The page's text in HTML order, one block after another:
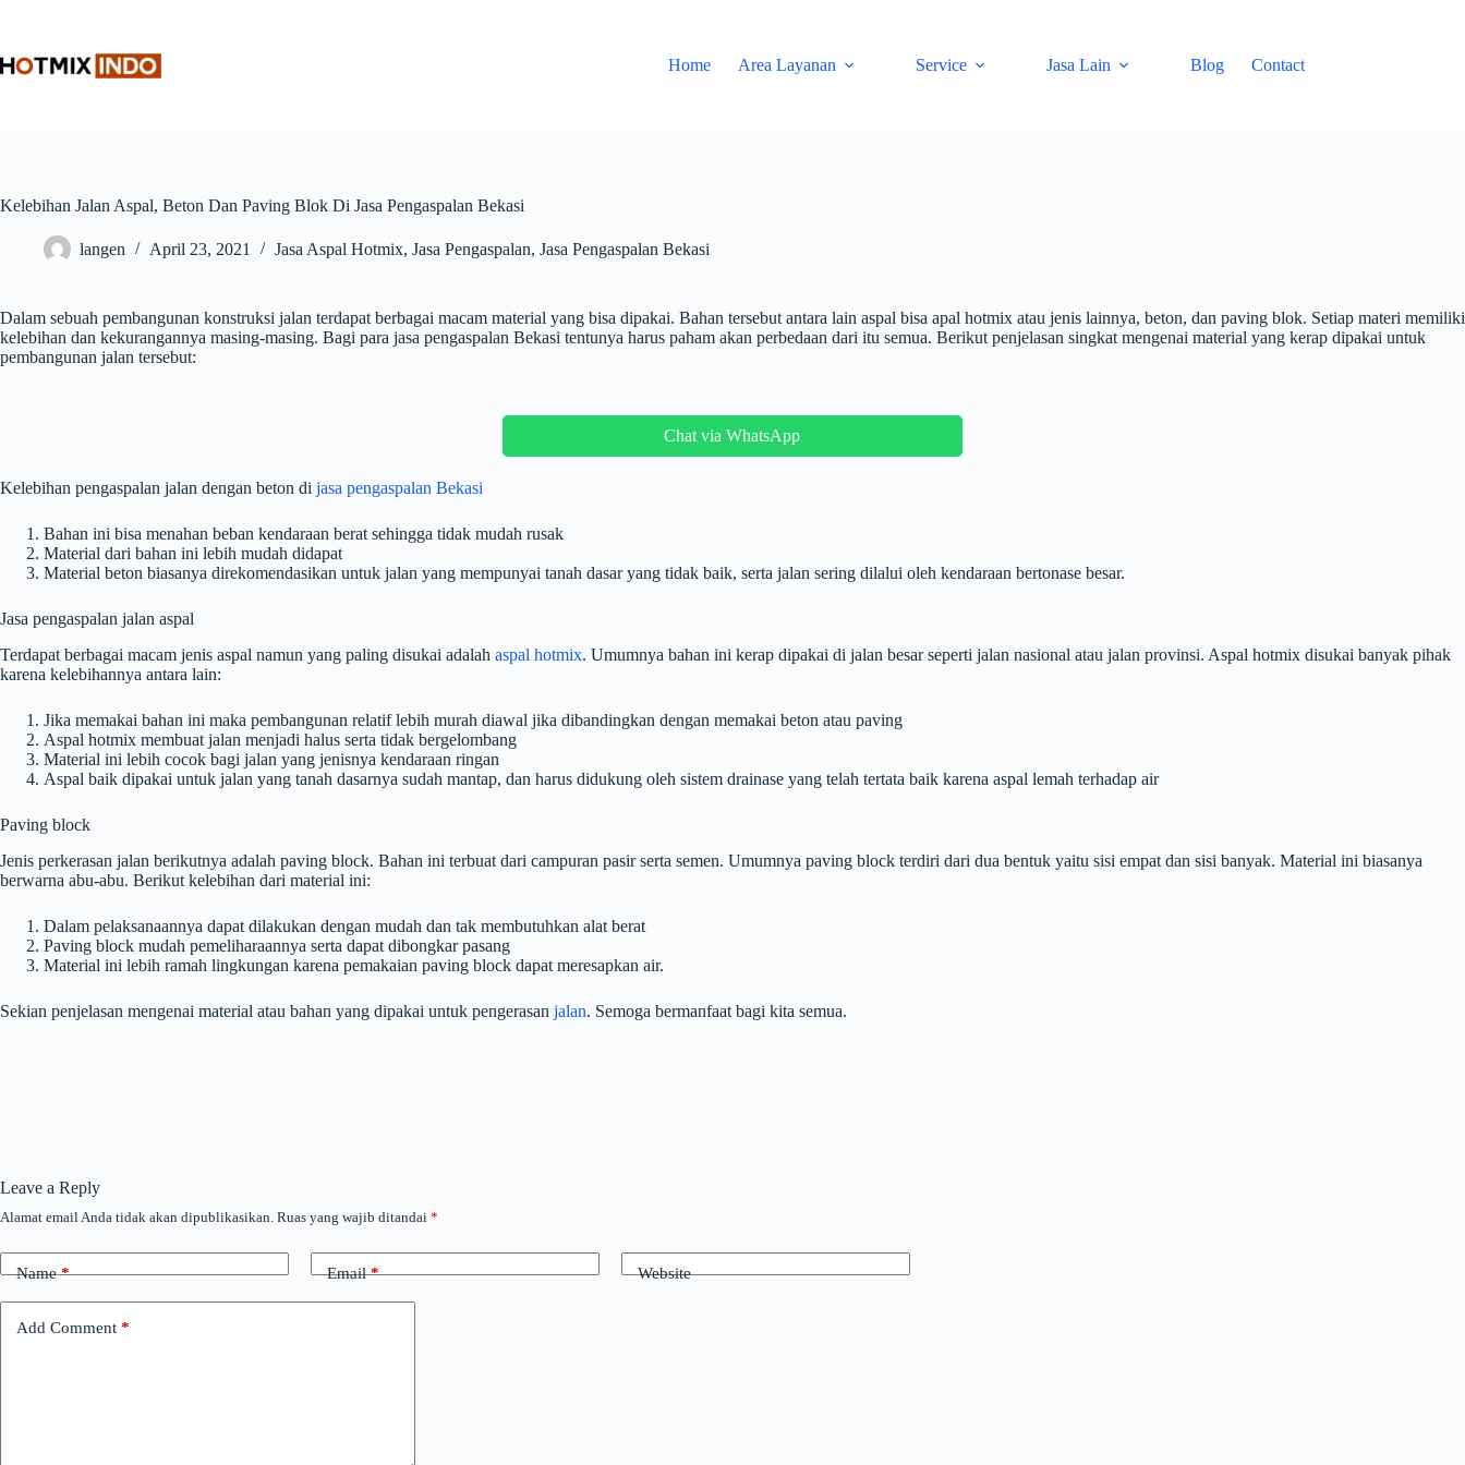
Home
Area Layanan Service Jasa Lain Blog Contact
Kelebihan Jalan Aspal, Beton Dan Paving Blok Di Jasa Pengaspalan Bekasi
langen April 23, 2021 Jasa Aspal Hotmix, Jasa Pengaspalan, Jasa Pengaspalan Bekasi
Dalam sebuah pembangunan konstruksi jalan terdapat berbagai macam material yang bisa dipakai. Bahan tersebut antara lain aspal bisa apal hotmix atau jenis lainnya, beton, dan paving blok. Setiap materi memiliki
kelebihan dan kekurangannya masing-masing. Bagi para jasa pengaspalan Bekasi tentunya harus paham akan perbedaan dari itu semua. Berikut penjelasan singkat mengenai material yang kerap dipakai untuk
pembangunan jalan tersebut:
Chat via WhatsApp
Kelebihan pengaspalan jalan dengan beton di jasa pengaspalan Bekasi
Bahan ini bisa menahan beban kendaraan berat sehingga tidak mudah rusak
Material dari bahan ini lebih mudah didapat
Material beton biasanya direkomendasikan untuk jalan yang mempunyai tanah dasar yang tidak baik, serta jalan sering dilalui oleh kendaraan bertonase besar.
Jasa pengaspalan jalan aspal
Terdapat berbagai macam jenis aspal namun yang paling disukai adalah aspal hotmix. Umumnya bahan ini kerap dipakai di jalan besar seperti jalan nasional atau jalan provinsi. Aspal hotmix disukai banyak pihak
karena kelebihannya antara lain:
Jika memakai bahan ini maka pembangunan relatif lebih murah diawal jika dibandingkan dengan memakai beton atau paving
Aspal hotmix membuat jalan menjadi halus serta tidak bergelombang
Material ini lebih cocok bagi jalan yang jenisnya kendaraan ringan
Aspal baik dipakai untuk jalan yang tanah dasarnya sudah mantap, dan harus didukung oleh sistem drainase yang telah tertata baik karena aspal lemah terhadap air
Paving block
Jenis perkerasan jalan berikutnya adalah paving block. Bahan ini terbuat dari campuran pasir serta semen. Umumnya paving block terdiri dari dua bentuk yaitu sisi empat dan sisi banyak. Material ini biasanya
berwarna abu-abu. Berikut kelebihan dari material ini:
Dalam pelaksanaannya dapat dilakukan dengan mudah dan tak membutuhkan alat berat
Paving block mudah pemeliharaannya serta dapat dibongkar pasang
Material ini lebih ramah lingkungan karena pemakaian paving block dapat meresapkan air.
Sekian penjelasan mengenai material atau bahan yang dipakai untuk pengerasan jalan. Semoga bermanfaat bagi kita semua.
Leave a Reply
Alamat email Anda tidak akan dipublikasikan. Ruas yang wajib ditandai *
Name* Email* Website
Add Comment *